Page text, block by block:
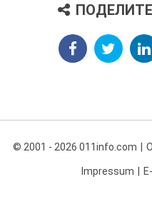
© 2001 - 2026 011info.com
Impressum